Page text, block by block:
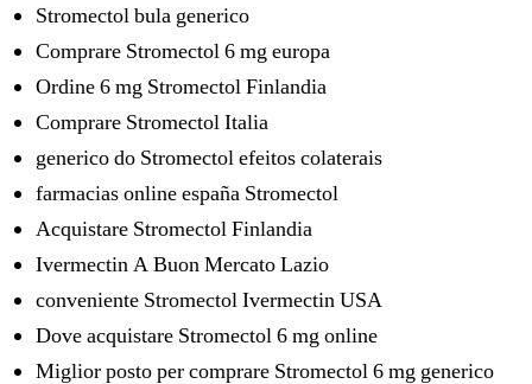
Stromectol bula generico
Comprare Stromectol 6 mg europa
Ordine 6 mg Stromectol Finlandia
Comprare Stromectol Italia
generico do Stromectol efeitos colaterais
farmacias online españa Stromectol
Acquistare Stromectol Finlandia
Ivermectin A Buon Mercato Lazio
conveniente Stromectol Ivermectin USA
Dove acquistare Stromectol 6 mg online
Miglior posto per comprare Stromectol 6 mg generico